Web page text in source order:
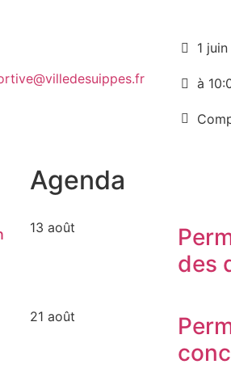
1
à
Agenda
13 août
des
21 août